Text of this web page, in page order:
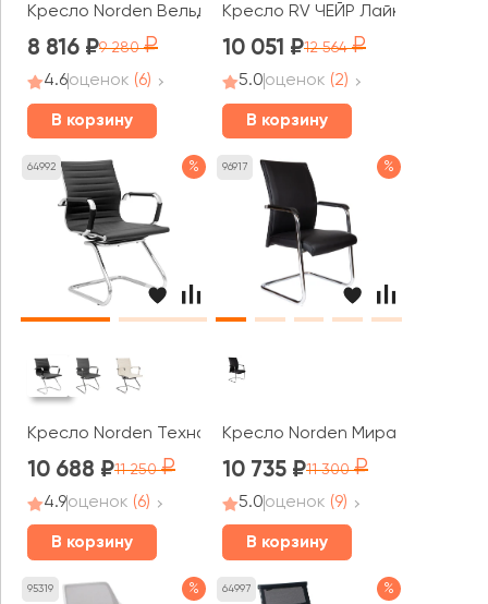
Кресло Norden Вельд CF
8 816 9 280
4.6оценок (6)
В корзину
Кресло RV ЧЕЙР Лайк / Like
10 051 12 564
5.0оценок (2)
В корзину
64992 %
Кресло Norden Техно CF
10 688 11 250
4.9оценок (6)
В корзину
96917 %
Кресло Norden Мира блэк CF /
10 735 11 300
5.0оценок (9)
В корзину
95319 % 64997 %